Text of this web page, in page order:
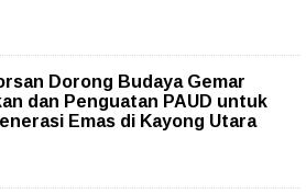
Dorong Budaya Gemar
dan Penguatan PAUD untuk
Emas di Kayong Utara